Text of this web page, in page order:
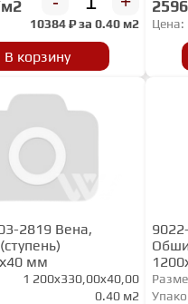
10384₽ за0.40 м2
В корзину
Цена:
2819 Вена,
мм
1 200x330,00x40,00
0.40 м2